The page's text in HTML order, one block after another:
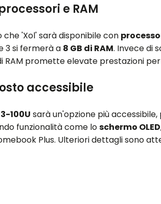
e RAM
che 'Xol' sarà disponibile con
3 si fermerà a 8 GB di RAM. Invece di
RAM promette elevate prestazioni
accessibile
100U sarà un'opzione più
funzionalità come loschermo OLED
Plus. Ulteriori dettagli sono